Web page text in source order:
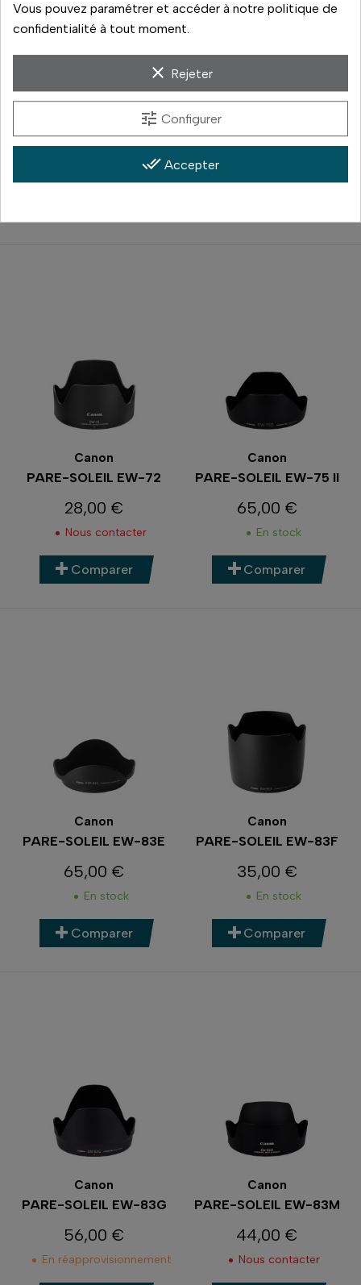
Canon
PARE-SOLEIL EW-60F
29,00 €
En réapprovisionnement
Canon
PARE-SOLEIL EW-65 II
33,00 €
Canon
PARE-SOLEIL EW-72
Prix
28,00 €
Nous contacter
Comparer
Canon
PARE-SOLEIL EW-75 II
Prix
65,00 €
En stock
Comparer
Canon
PARE-SOLEIL EW-83E
Prix
65,00 €
En stock
Comparer
Canon
PARE-SOLEIL EW-83F
Prix
35,00 €
En stock
Comparer
Canon
PARE-SOLEIL EW-83G
Prix
56,00 €
En réapprovisionnement
Canon
PARE-SOLEIL EW-83M
Prix
44,00 €
Nous contacter
Vous pouvez paramétrer et accéder à notre politique de
confidentialité à tout moment.
clear Rejeter
tune Configurer
done_all Accepter